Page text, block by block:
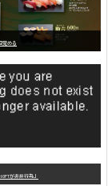
覚める
が非弁行為」